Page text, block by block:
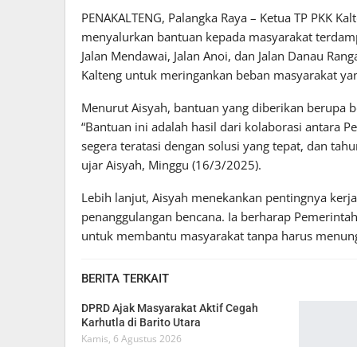
PENAKALTENG, Palangka Raya – Ketua TP PKK
menyalurkan bantuan kepada masyarakat
Jalan Mendawai, Jalan Anoi, dan Jalan Danau
Kalteng untuk meringankan beban masyarakat
Menurut Aisyah, bantuan yang diberikan berupa
“Bantuan ini adalah hasil dari kolaborasi antara
segera teratasi dengan solusi yang tepat, dan
ujar Aisyah, Minggu (16/3/2025).
Lebih lanjut, Aisyah menekankan pentingnya
penanggulangan bencana. Ia berharap
untuk membantu masyarakat tanpa harus
BERITA TERKAIT
DPRD Ajak Masyarakat Aktif Cegah
Karhutla di Barito Utara
Kamis, 6 Agustus 2026